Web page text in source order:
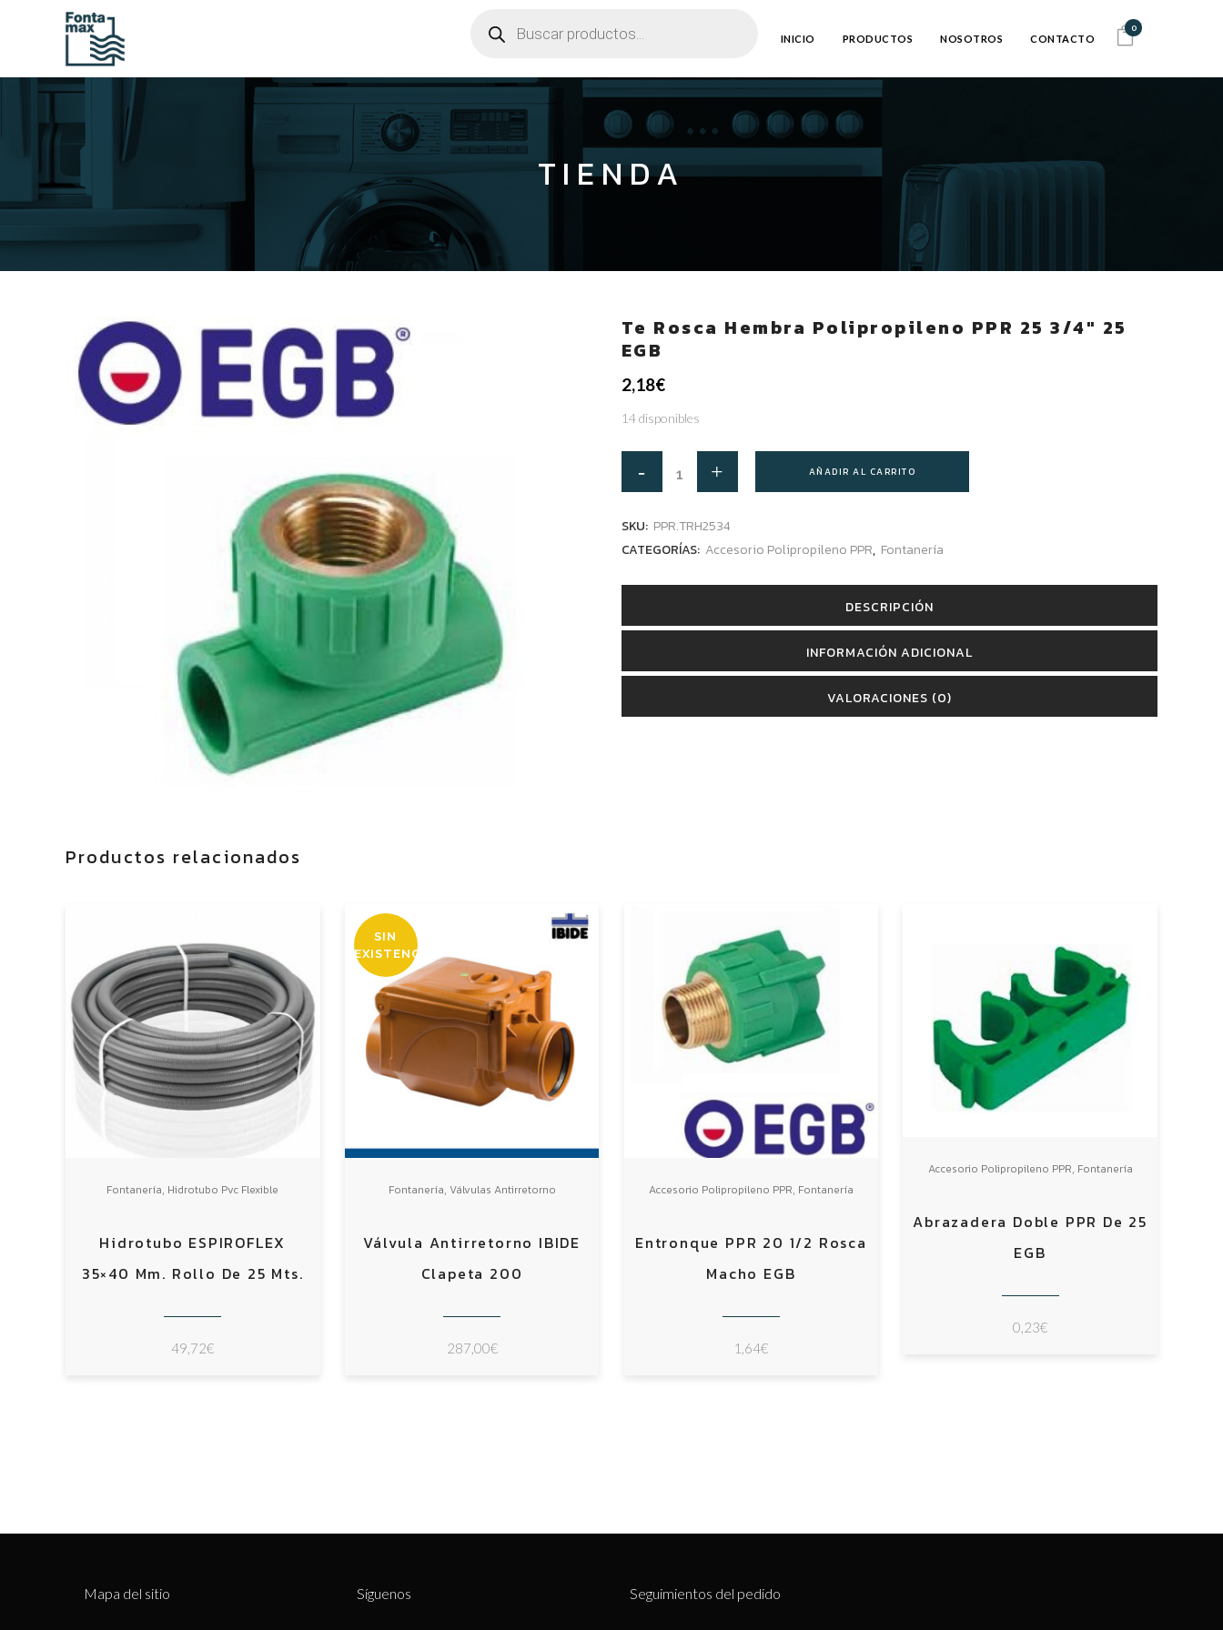
0
productos INICIO PRODUCTOS NOSOTROS CONTACTO
TIENDA
Te Rosca Hembra Polipropileno PPR 25 3/4″ 25
EGB
2,18€
14 disponibles
AÑADIR AL CARRITO
SKU: PPR.TRH2534
CATEGORÍAS: Accesorio Polipropileno PPR, Fontanería
DESCRIPCIÓN
INFORMACIÓN ADICIONAL
VALORACIONES (0)
Productos relacionados
Fontanería, Hidrotubo Pvc Flexible
Hidrotubo ESPIROFLEX
35×40 Mm. Rollo De 25 Mts.
49,72€
SIN
EXISTENCIAS
Fontanería, Válvulas Antirretorno
Válvula Antirretorno IBIDE
Clapeta 200
287,00€
Accesorio Polipropileno PPR, Fontanería
Entronque PPR 20 1/2 Rosca
Macho EGB
1,64€
Accesorio Polipropileno PPR, Fontanería
Abrazadera Doble PPR De 25
EGB
0,23€
Mapa del sitio Síguenos Seguimientos del pedido